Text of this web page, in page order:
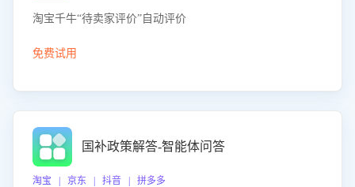
淘宝千牛“待卖家评价”自动评价
免费试用
国补政策解答-智能体问答
淘宝 | 京东 | 抖音 | 拼多多